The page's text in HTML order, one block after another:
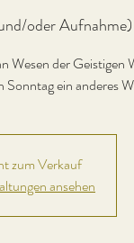
oder Aufnahme)
Wesen der Geistigen
ein anderes
zum Verkauf
ansehen